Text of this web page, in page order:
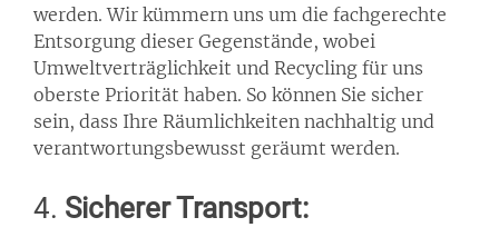
werden. Wir kümmern uns um die fachgerechte
Entsorgung dieser Gegenstände, wobei
Umweltverträglichkeit und Recycling für uns
oberste Priorität haben. So können Sie sicher
sein, dass Ihre Räumlichkeiten nachhaltig und
verantwortungsbewusst geräumt werden.
4. Sicherer Transport: